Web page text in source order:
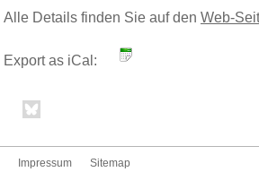
Alle Details finden Sie auf den Web-
Export as iCal:
Impressum Sitemap